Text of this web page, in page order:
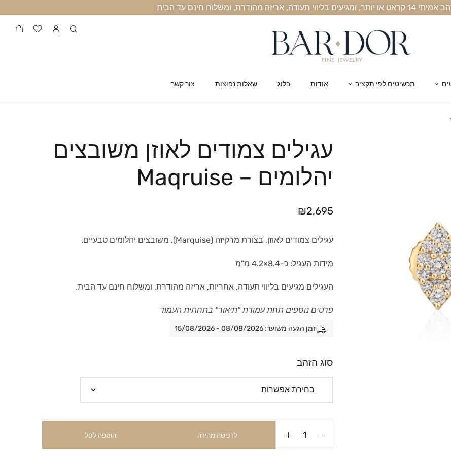
מהודרת, ומשלוח חינם עד הבית
תכשיטים לפי תקציב אודות בלוג שאלות נפוצות צור קשר
עגילים צמודים לאוזן משובצים
יהלומים – Maqruise
₪2,695
עגילים צמודים לאוזן, בצורת מרקיזה (Marquise), משובצים יהלומים טבעיים.
מידות העגיל: כ-8.4×4.2 מ"מ
העגילים מגיעים בליווי תעודה, אחריות, אריזה מהודרת, ומשלוח חינם עד הבית.
פרטים נוספים תחת עמודת "תיאור" בתחתית העמוד
זמן הגעה משוער: 08/08/2026 - 15/08/2026
סוג הזהב
לרכישה מהירה הוספה לסל